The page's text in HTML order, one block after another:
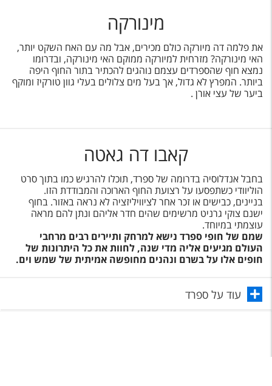
מינורקה
את פלמה דה מיורקה כולם מכירים, אבל מה עם האח השקט יותר,
האי מינורקה? מזרחית למיורקה ממוקם האי מינורקה, ובדרומו
נמצא חוף שהספרדים עצמם נוהגים להכתיר בתור החוף היפה
ביותר. המפרץ לא גדול, אך בעל מים צלולים בעלי גוון טורקיז ומוקף
ביער של עצי אורן .
קאבו דה גאטה
בחבל אנדלוסיה בדרומה של ספרד, תוכלו להרגיש כמו בתוך סרט
הוליוודי כשתפסעו על רצועת החוף הארוכה והמבודדת הזו.
בניינים, כבישים או זכר אחר לציוויליזציה לא נראה באזור. בחוף
ישנם צוקי גרניט מרשימים שהים חדר אליהם ונתן להם מראה
עוצמתי במיוחד.
שמם של חופי ספרד נישא למרחק ותיירים רבים מרחבי
העולם מגיעים אליה מדי שנה, לחוות את כל היתרונות של
חופים אלו על בשרם ונהנים מחופשה אמיתית של שמש וים.
עוד על ספרד